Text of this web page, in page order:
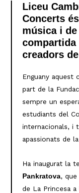
Liceu
Concerts
música i
creadors
Enguany aquest
part de la
sempre un
estudiants del
internacionals, i
apassionats de
Ha inaugurat la
Pankratova, que
de La Princesa a